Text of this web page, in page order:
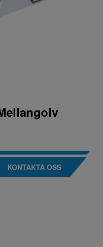
KONTAKTA OSS